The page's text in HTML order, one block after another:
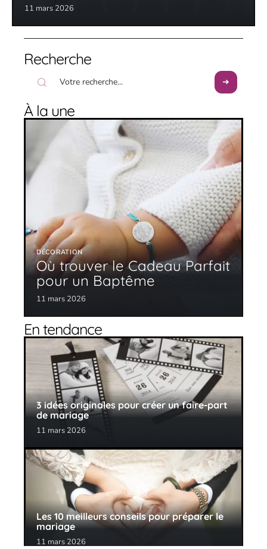
11 mars 2026
Recherche
À la une
DÉCORATION
Où trouver le Cadeau Parfait
pour un Baptême
11 mars 2026
En tendance
3 idées originales pour créer un faire-part
de mariage
11 mars 2026
Les 10 meilleurs conseils pour préparer le
mariage
11 mars 2026